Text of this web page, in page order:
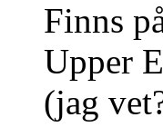
Finns
Upper
(jag